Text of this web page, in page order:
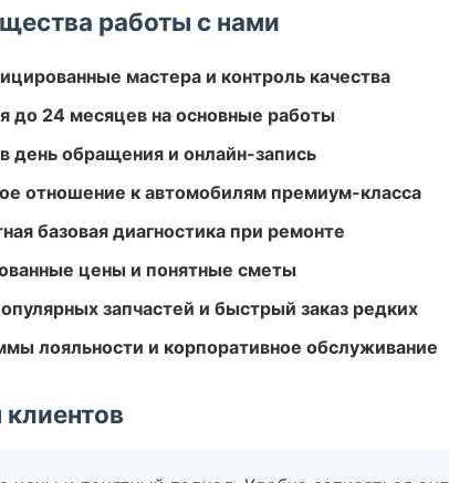
работы с нами
мастера и контроль качества
до 24 месяцев на основные работы
день обращения и онлайн-запись
отношение к автомобилям премиум-класса
базовая диагностика при ремонте
цены и понятные сметы
запчастей и быстрый заказ редких
лояльности и корпоративное обслуживание